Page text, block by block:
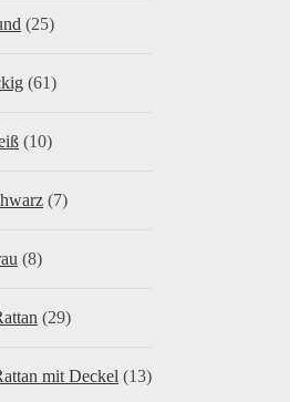
(25)
(61)
(10)
(7)
(8)
(29)
mit Deckel (13)